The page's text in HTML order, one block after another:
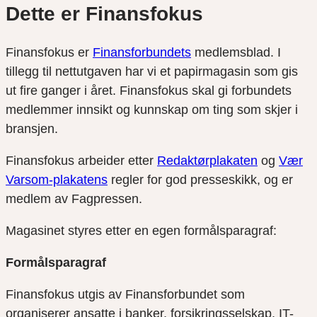
Dette er Finansfokus
Finansfokus er Finansforbundets medlemsblad. I
tillegg til nettutgaven har vi et papirmagasin som gis
ut fire ganger i året. Finansfokus skal gi forbundets
medlemmer innsikt og kunnskap om ting som skjer i
bransjen.
Finansfokus arbeider etter Redaktørplakaten og Vær
Varsom-plakatens regler for god presseskikk, og er
medlem av Fagpressen.
Magasinet styres etter en egen formålsparagraf:
Formålsparagraf
Finansfokus utgis av Finansforbundet som
organiserer ansatte i banker, forsikringsselskap, IT-